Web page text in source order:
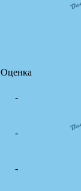
Оценка
-
-
-